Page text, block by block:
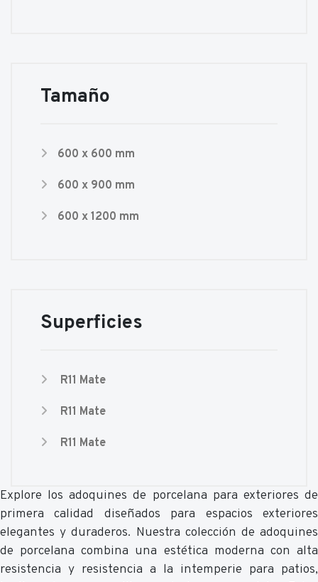
Tamaño
600 x 600 mm
600 x 900 mm
600 x 1200 mm
Superficies
R11 Mate
R11 Mate
R11 Mate
Explore los adoquines de porcelana para exteriores de
primera calidad diseñados para espacios exteriores
elegantes y duraderos. Nuestra colección de adoquines
de porcelana combina una estética moderna con alta
resistencia y resistencia a la intemperie para patios,